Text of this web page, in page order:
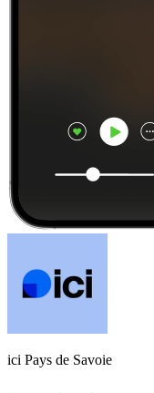
ici Pays de Savoie